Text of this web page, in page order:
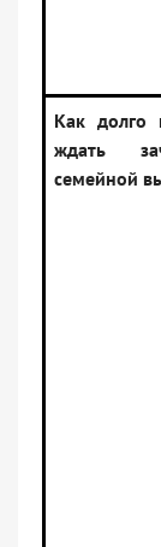
Как долго
ждать
семейной